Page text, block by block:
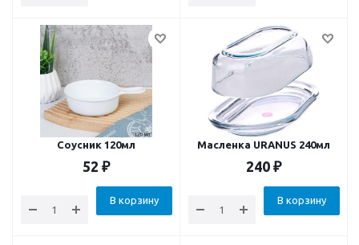
Соусник 120мл
52 ₽
В корзину
Масленка URANUS 240мл
240 ₽
В корзину